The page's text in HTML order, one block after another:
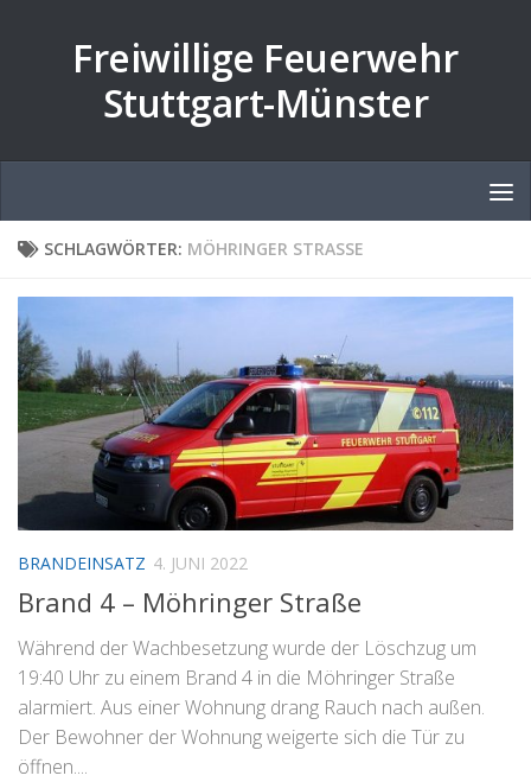
Freiwillige Feuerwehr
Stuttgart-Münster
SCHLAGWÖRTER: MÖHRINGER STRASSE
BRANDEINSATZ 4. JUNI 2022
Brand 4 – Möhringer Straße
Während der Wachbesetzung wurde der Löschzug um
19:40 Uhr zu einem Brand 4 in die Möhringer Straße
alarmiert. Aus einer Wohnung drang Rauch nach außen.
Der Bewohner der Wohnung weigerte sich die Tür zu
öffnen....